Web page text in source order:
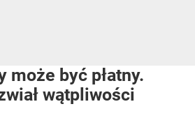
może być płatny.
wątpliwości